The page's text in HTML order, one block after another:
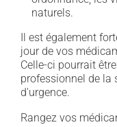
naturels.
Il est également
jour de vos
Celle-ci pourrait
professionnel de la
d'urgence.
Rangez vos